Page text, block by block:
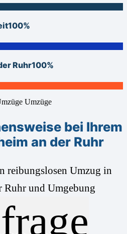
100%
Ruhr100%
bei Ihrem
an der Ruhr
reibungslosen Umzug in
Ruhr und Umgebung